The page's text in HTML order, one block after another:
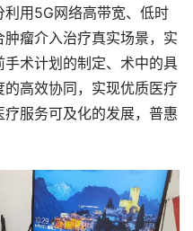
用5G网络高带宽、低时
瘤介入治疗真实场景，实
术计划的制定、术中的具
高效协同，实现优质医疗
服务可及化的发展，普惠